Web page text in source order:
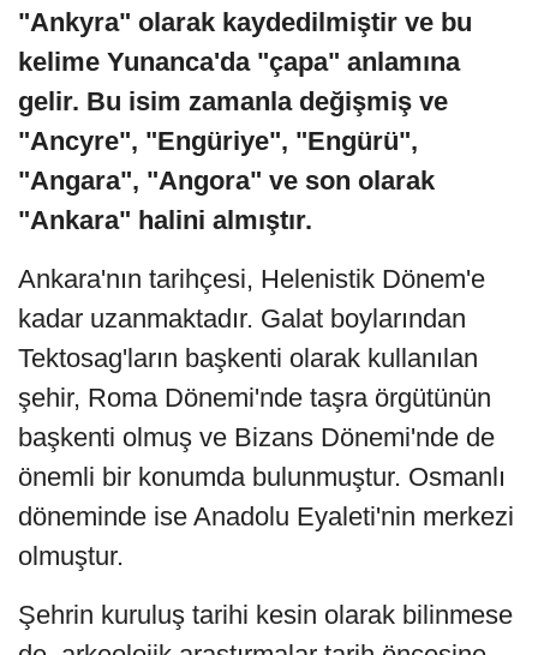
"Ankyra" olarak kaydedilmiştir ve bu
kelime Yunanca'da "çapa" anlamına
gelir. Bu isim zamanla değişmiş ve
"Ancyre", "Engüriye", "Engürü",
"Angara", "Angora" ve son olarak
"Ankara" halini almıştır.
Ankara'nın tarihçesi, Helenistik Dönem'e
kadar uzanmaktadır. Galat boylarından
Tektosag'ların başkenti olarak kullanılan
şehir, Roma Dönemi'nde taşra örgütünün
başkenti olmuş ve Bizans Dönemi'nde de
önemli bir konumda bulunmuştur. Osmanlı
döneminde ise Anadolu Eyaleti'nin merkezi
olmuştur.
Şehrin kuruluş tarihi kesin olarak bilinmese